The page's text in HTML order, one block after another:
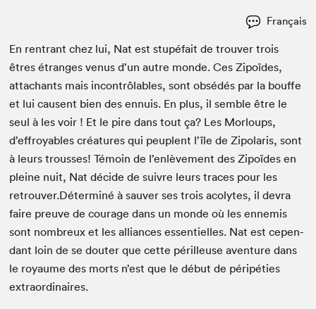
Français
En ren­trant chez lui, Nat est stupé­fait de trou­ver trois
êtres étranges venus d’un autre monde. Ces Zipoïdes,
attachants mais incon­trôlables, sont obsédés par la bouffe
et lui causent bien des ennuis. En plus, il sem­ble être le
seul à les voir ! Et le pire dans tout ça? Les Mor­loups,
d’effroyables créa­tures qui peu­plent l’île de Zipo­laris, sont
à leurs trouss­es! Témoin de l’enlèvement des Zipoïdes en
pleine nuit, Nat décide de suiv­re leurs traces pour les
retrou­ver.​Déter­miné à sauver ses trois acolytes, il devra
faire preuve de courage dans un monde où les enne­mis
sont nom­breux et les alliances essen­tielles. Nat est cepen­
dant loin de se douter que cette périlleuse aven­ture dans
le roy­aume des morts n’est que le début de péripéties
extraordinaires.